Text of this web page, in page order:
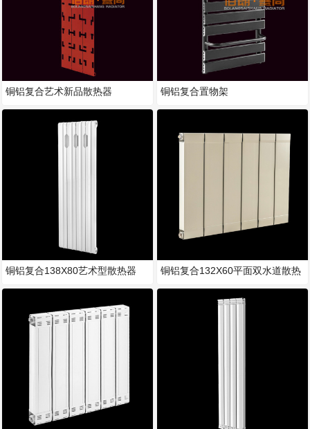
铜铝复合艺术新品散热器
铜铝复合138X80艺术型散热器
铜铝复合置物架
铜铝复合132X60平面双水道散热